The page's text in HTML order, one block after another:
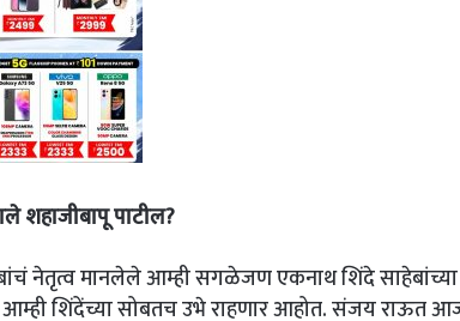
शहाजीबापू पाटील?
नेतृत्व मानलेले आम्ही सगळेजण एकनाथ शिंदे
आम्ही शिंदेंच्या सोबतच उभे राहणार आहोत. संजय राऊत